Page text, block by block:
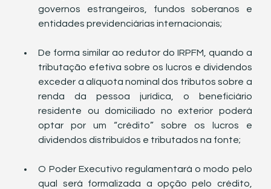
governos estrangeiros, fundos soberanos e
entidades previdenciárias internacionais;
De forma similar ao redutor do IRPFM, quando a
tributação efetiva sobre os lucros e dividendos
exceder a alíquota nominal dos tributos sobre a
renda da pessoa jurídica, o beneficiário
residente ou domiciliado no exterior poderá
optar por um “crédito” sobre os lucros e
dividendos distribuídos e tributados na fonte;
O Poder Executivo regulamentará o modo pelo
qual será formalizada a opção pelo crédito,